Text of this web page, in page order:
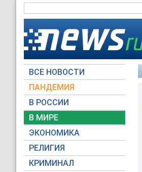
ВСЕ НОВОСТИ
ПАНДЕМИЯ
В РОССИИ
В МИРЕ
ЭКОНОМИКА
РЕЛИГИЯ
КРИМИНАЛ